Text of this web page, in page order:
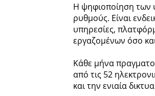
Η ψηφιοποίηση των
ρυθμούς. Είναι
υπηρεσίες,
εργαζομένων όσο
Κάθε μήνα
από τις 52
και την ενιαία